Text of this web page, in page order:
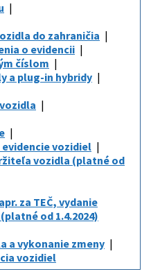
do zahraničia
o evidencii
číslom
a plug-in hybridy
vozidiel
vozidla (platné od
za TEČ, vydanie
od 1.4.2024)
a vykonanie zmeny
vozidiel